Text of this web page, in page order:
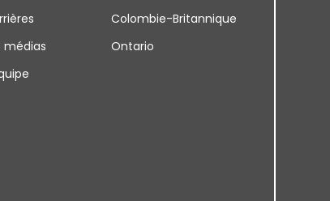
médias
Colombie-Britannique
Ontario